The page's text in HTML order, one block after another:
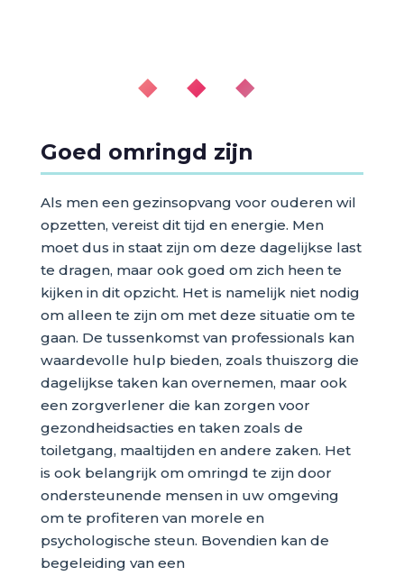
◆ ◆ ◆
Goed omringd zijn
Als men een gezinsopvang voor ouderen wil
opzetten, vereist dit tijd en energie. Men
moet dus in staat zijn om deze dagelijkse last
te dragen, maar ook goed om zich heen te
kijken in dit opzicht. Het is namelijk niet nodig
om alleen te zijn om met deze situatie om te
gaan. De tussenkomst van professionals kan
waardevolle hulp bieden, zoals thuiszorg die
dagelijkse taken kan overnemen, maar ook
een zorgverlener die kan zorgen voor
gezondheidsacties en taken zoals de
toiletgang, maaltijden en andere zaken. Het
is ook belangrijk om omringd te zijn door
ondersteunende mensen in uw omgeving
om te profiteren van morele en
psychologische steun. Bovendien kan de
begeleiding van een